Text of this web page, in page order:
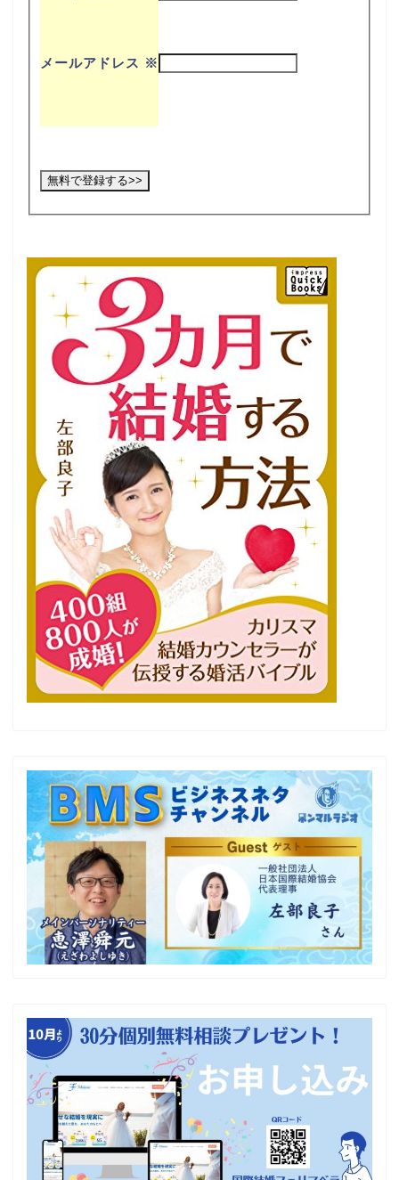
メールアドレス ※